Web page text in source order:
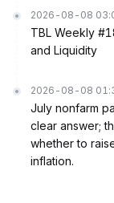
2026-08-08
TBL Weekly
and Liquidity
2026-08-08
July nonfarm
clear answer;
whether to
inflation.